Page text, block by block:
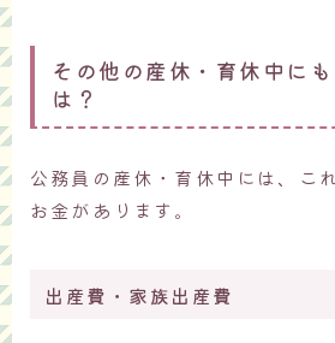
その他の産休・育休中に
は？
公務員の産休・育休中には、こ
お金があります。
出産費・家族出産費